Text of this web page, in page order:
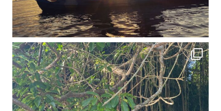
12月に入り、沖縄も流石に半袖では過ごせなくなってきました
ですが、日中はまだ20℃